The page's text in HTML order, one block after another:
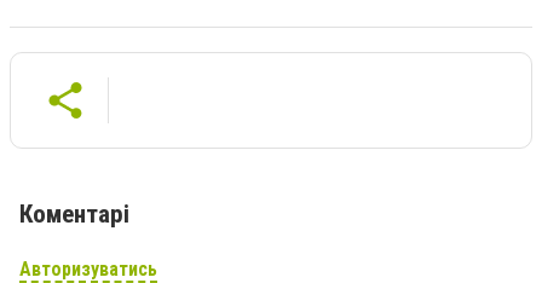
Коментарі
Авторизуватись